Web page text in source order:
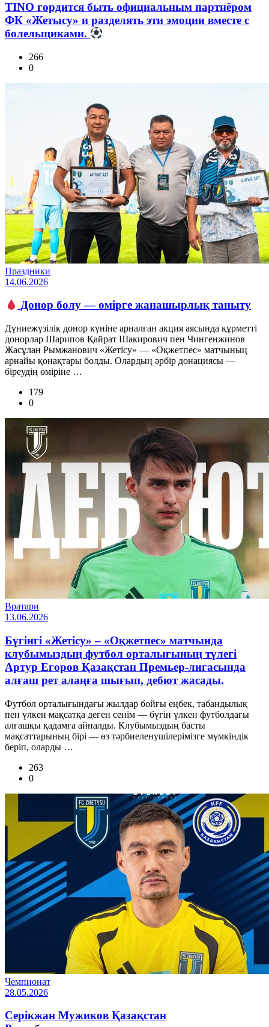
TINO гордится быть официальным партнёром
ФК «Жетысу» и разделять эти эмоции вместе с
болельщиками.
266
0
Праздники
14.06.2026
Донор болу — өмірге жанашырлық таныту
Дүниежүзілік донор күніне арналған акция аясында құрметті
донорлар Шарипов Қайрат Шакирович пен Чингенжинов
Жасұлан Рымжанович «Жетісу» — «Оқжетпес» матчының
арнайы қонақтары болды. Олардың әрбір донациясы —
біреудің өміріне …
179
0
Вратари
13.06.2026
Бүгінгі «Жетісу» – «Оқжетпес» матчында
клубымыздың футбол орталығының түлегі
Артур Егоров Қазақстан Премьер-лигасында
алғаш рет алаңға шығып, дебют жасады.
Футбол орталығындағы жылдар бойғы еңбек, табандылық
пен үлкен мақсатқа деген сенім — бүгін үлкен футболдағы
алғашқы қадамға айналды. Клубымыздың басты
мақсаттарының бірі — өз тәрбиеленушілерімізге мүмкіндік
беріп, оларды …
263
0
Чемпионат
28.05.2026
Серікжан Мужиков Қазақстан